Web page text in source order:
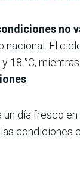
no
nacional. El
18 °C,
un día fresco
condiciones